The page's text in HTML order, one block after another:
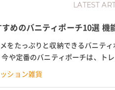
LATEST
すめのバニティポーチ10選 機
をたっぷりと収納できるバニテ
今や定番のバニティポーチは、ト
そんなバニティポーチにスポットを
ション雑貨